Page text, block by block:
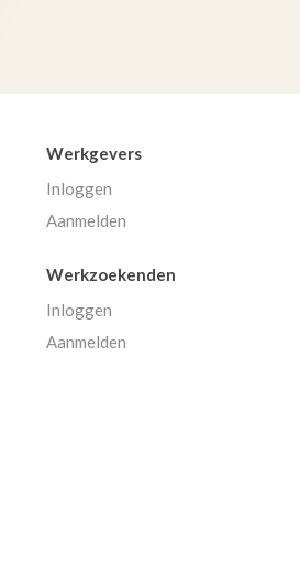
Werkgevers
Inloggen
Aanmelden
Werkzoekenden
Inloggen
Aanmelden